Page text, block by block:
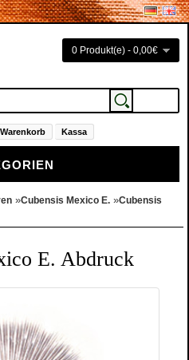
0 Produkt(e) - 0,00€
Warenkorb Kassa
»Cubensis Mexico E. »Cubensis
E. Abdruck